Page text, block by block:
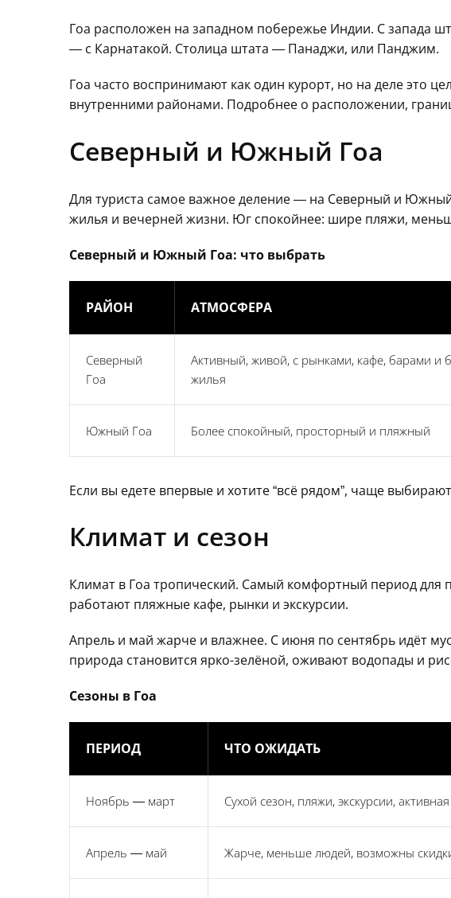
Гоа расположен на западном побережье Индии. С запада
— с Карнатакой. Столица штата — Панаджи, или Панджим.
Гоа часто воспринимают как один курорт, но на деле это
внутренними районами. Подробнее о расположении,
Северный и Южный Гоа
Для туриста самое важное деление — на Северный и
жилья и вечерней жизни. Юг спокойнее: шире пляжи,
Северный и Южный Гоа: что выбрать
РАЙОН АТМОСФЕРА
Северный
Гоа
Активный, живой, с рынками, кафе, барами
жилья
Южный Гоа Более спокойный, просторный и пляжный
Если вы едете впервые и хотите “всё рядом”, чаще
Климат и сезон
Климат в Гоа тропический. Самый комфортный период для
работают пляжные кафе, рынки и экскурсии.
Апрель и май жарче и влажнее. С июня по сентябрь идёт
природа становится ярко-зелёной, оживают водопады и
Сезоны в Гоа
ПЕРИОД ЧТО ОЖИДАТЬ
Ноябрь — март Сухой сезон, пляжи, экскурсии,
Апрель — май Жарче, меньше людей, возможны